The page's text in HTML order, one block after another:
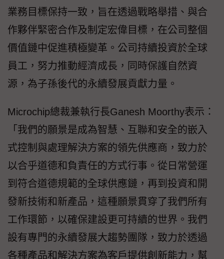
業務目標保持一致，旨在透過戰略舉措、與合
作夥伴緊密合作及制定宏偉目標，在公司整個
價值鏈中促進積極變革。公司持續投資於全球
員工，努力推動經濟成長，同時保護自然資
源，為子孫後代的永續發展貢獻力量。
Microchip總裁兼執行長Ganesh Moorthy表示：
「我們的願景是成為智慧、互聯和安全的嵌入
式控制與處理解決方案的領先供應商，致力於
以合乎道德和負責任的方式行事。從日常營運
到符合道德規範的全球供應鏈，再到投資和開
發新技術和新產品，這種願景貫穿了我們所有
工作環節，以確保建設更可持續的世界。我們
設有專門的永續發展大趨勢團隊，致力於透過
各種產品和解決方案為客戶提供創新能力，幫